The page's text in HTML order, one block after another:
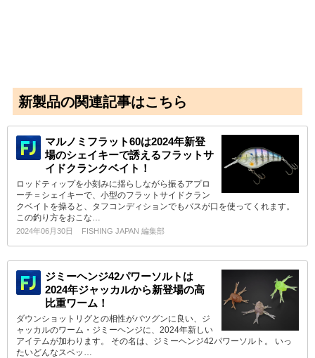
新製品の関連記事はこちら
マルノミフラット60は2024年新登
場のシェイキーで誘えるフラットサ
イドクランクベイト！
ロッドティップを小刻みに揺らしながら振るアプロ
ーチ＝シェイキーで、小型のフラットサイドクラン
クベイトを操ると、タフコンディションでもバスが口を使ってくれます。
この釣り方をおこな…
2024年06月30日 FISHING JAPAN 編集部
ジミーヘンジ42パワーソルトは
2024年ジャッカルから新登場の高
比重ワーム！
ダウンショットリグとの相性がバツグンに良い、ジ
ャッカルのワーム・ジミーヘンジに、2024年新しい
アイテムが加わります。 その名は、ジミーヘンジ42パワーソルト。 いっ
たいどんなスペッ…